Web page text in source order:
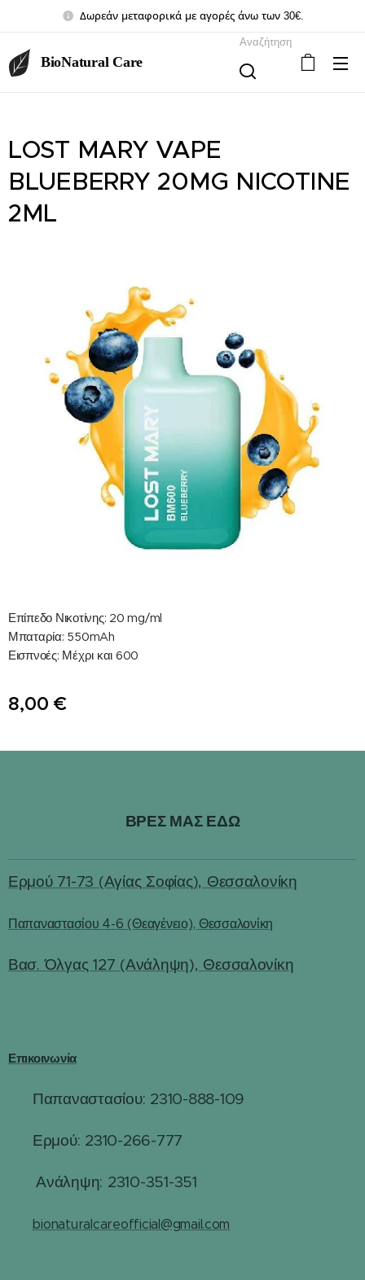
Δωρεάν μεταφορικά με αγορές άνω των 30€.
BioNatural Care
Αναζήτηση
LOST MARY VAPE
BLUEBERRY 20MG NICOTINE
2ML
Επίπεδο Νικοτίνης: 20 mg/ml
Μπαταρία: 550mAh
Εισπνοές: Μέχρι και 600
8,00 €
ΒΡΕΣ ΜΑΣ ΕΔΩ
Ερμού 71-73 (Αγίας Σοφίας), Θεσσαλονίκη
Παπαναστασίου 4-6 (Θεαγένειο), Θεσσαλονίκη
Βασ. Όλγας 127 (Ανάληψη), Θεσσαλονίκη
Επικοινωνία
Παπαναστασίου: 2310-888-109
Ερμού: 2310-266-777
Ανάληψη: 2310-351-351
bionaturalcareofficial@gmail.com